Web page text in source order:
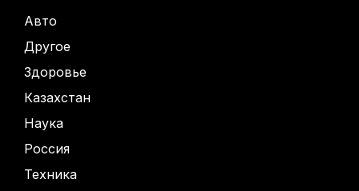
Авто
Другое
Здоровье
Казахстан
Наука
Россия
Техника